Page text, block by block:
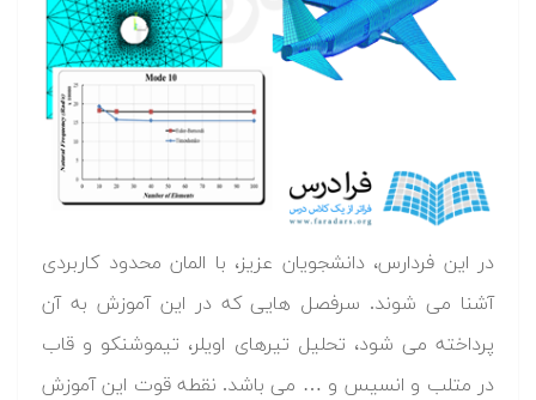
در این فردارس، دانشجویان عزیز، با المان محدود کاربردی
آشنا می شوند. سرفصل هایی که در این آموزش به آن
پرداخته می شود، تحلیل تیرهای اویلر، تیموشنکو و قاب
در متلب و انسیس و … می باشد. نقطه قوت این آموزش